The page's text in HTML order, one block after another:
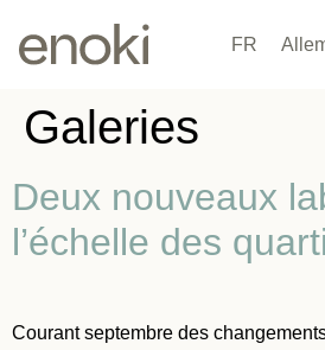
FR
Galeries
Deux nouveaux
l’échelle des
Courant septembre des